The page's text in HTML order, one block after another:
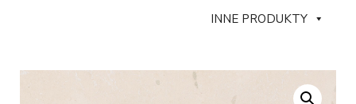
INNE PRODUKTY